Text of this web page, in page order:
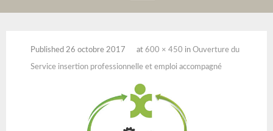
Published 26 octobre 2017 at 600 × 450 in Ouverture du
Service insertion professionnelle et emploi accompagné